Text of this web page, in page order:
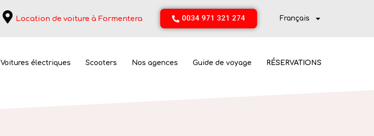
Location de voiture à Formentera 0034 971 321 274 Français
Voitures électriques Scooters Nos agences Guide de voyage RÉSERVATIONS